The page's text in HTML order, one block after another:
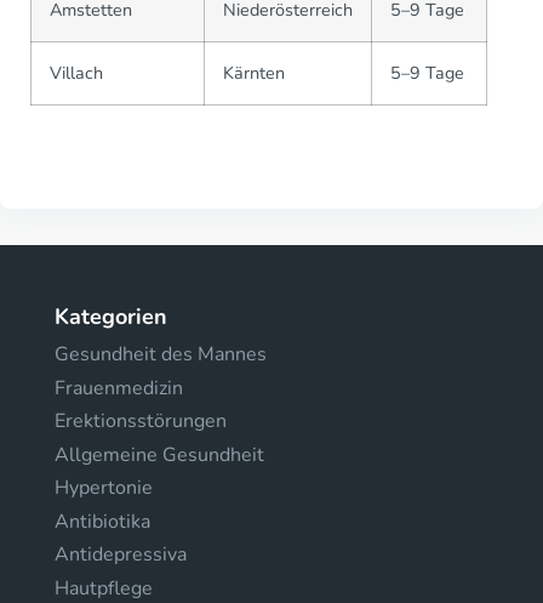
Amstetten Niederösterreich 5–9 Tage
Villach Kärnten 5–9 Tage
Kategorien
Gesundheit des Mannes
Frauenmedizin
Erektionsstörungen
Allgemeine Gesundheit
Hypertonie
Antibiotika
Antidepressiva
Hautpflege